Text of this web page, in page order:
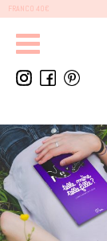
FRANCO 40€